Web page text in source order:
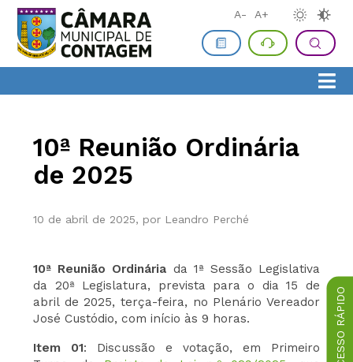
ACESSO RÁPIDO
A- A+
10ª Reunião Ordinária
de 2025
10 de abril de 2025, por Leandro Perché
10ª Reunião Ordinária da 1ª Sessão Legislativa
da 20ª Legislatura, prevista para o dia 15 de
abril de 2025, terça-feira, no Plenário Vereador
José Custódio, com início às 9 horas.
Item 01: Discussão e votação, em Primeiro